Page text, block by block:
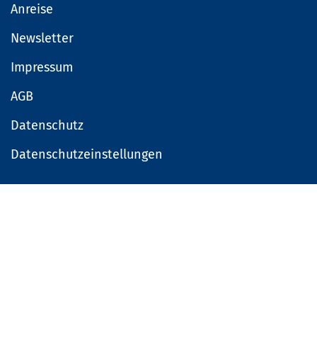
Anreise
Newsletter
Impressum
AGB
Datenschutz
Datenschutzeinstellungen